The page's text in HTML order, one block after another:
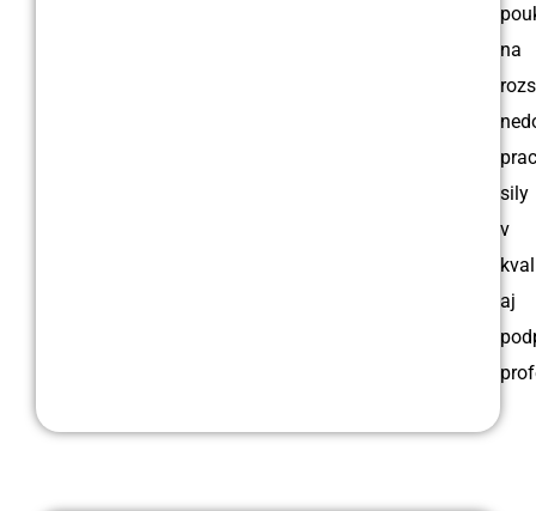
na
sily
v
aj